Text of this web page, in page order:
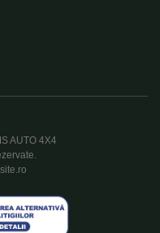
AUTO 4X4